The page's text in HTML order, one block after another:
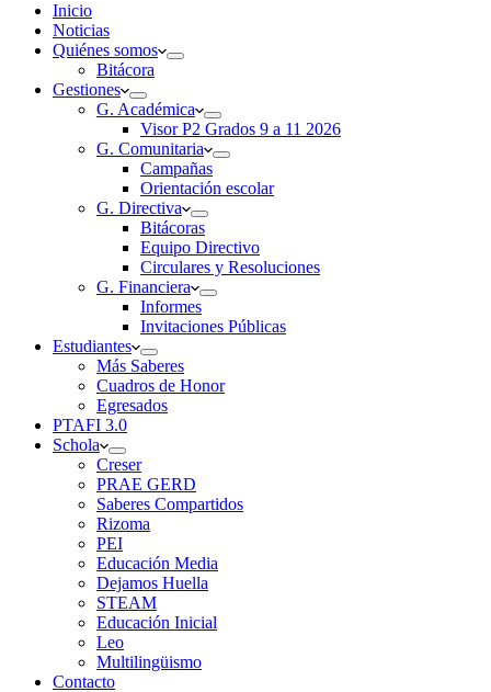
Inicio
Noticias
Quiénes somos
Bitácora
Gestiones
G. Académica
Visor P2 Grados 9 a 11 2026
G. Comunitaria
Campañas
Orientación escolar
G. Directiva
Bitácoras
Equipo Directivo
Circulares y Resoluciones
G. Financiera
Informes
Invitaciones Públicas
Estudiantes
Más Saberes
Cuadros de Honor
Egresados
PTAFI 3.0
Schola
Creser
PRAE GERD
Saberes Compartidos
Rizoma
PEI
Educación Media
Dejamos Huella
STEAM
Educación Inicial
Leo
Multilingüismo
Contacto